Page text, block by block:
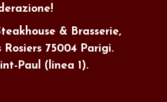
& Brasserie,
Rosiers 75004 Parigi.
Paul (linea 1).